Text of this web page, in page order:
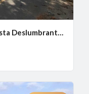
Lote de 1.010 m² à Venda com Vista Deslumbrante no Canto da Mata, Nova Lima - MG